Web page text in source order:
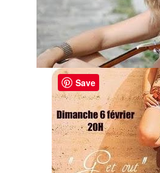
Save